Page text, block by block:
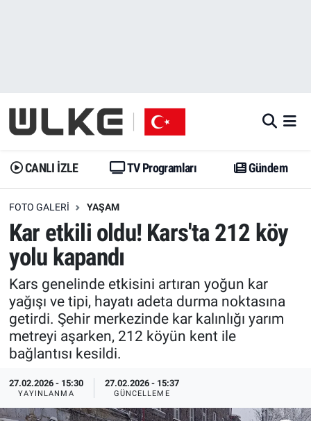
CANLI İZLE TV Programları Gündem
FOTO GALERI YAŞAM
Kar etkili oldu! Kars'ta 212 köy
yolu kapandı
Kars genelinde etkisini artıran yoğun kar
yağışı ve tipi, hayatı adeta durma noktasına
getirdi. Şehir merkezinde kar kalınlığı yarım
metreyi aşarken, 212 köyün kent ile
bağlantısı kesildi.
27.02.2026 - 15:30
YAYINLANMA
27.02.2026 - 15:37
GÜNCELLEME
Gündem
Dünya
Erişim Bilgileri
Ekonomi
Trend
Özel Haberler
Gündem
Trend
Erişim Bilgileri
Spor
Ekonomi
Dünya
Özel Haberler
İstanbul Namaz Vakitleri
Trafik Durumu
Erişim Bilgileri
Tüm Manşetler
Son Dakika Haberleri
Haber Arşivi